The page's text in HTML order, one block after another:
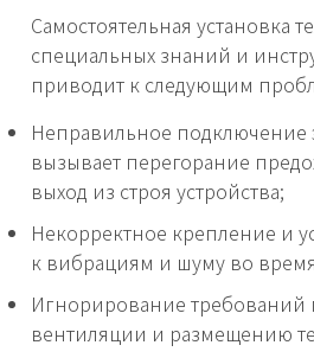
Самостоятельная установка
специальных знаний и
приводит к следующим
Неправильное подключение
вызывает перегорание
выход из строя устройства;
Некорректное крепление и
к вибрациям и шуму во
Игнорирование требований
вентиляции и размещению